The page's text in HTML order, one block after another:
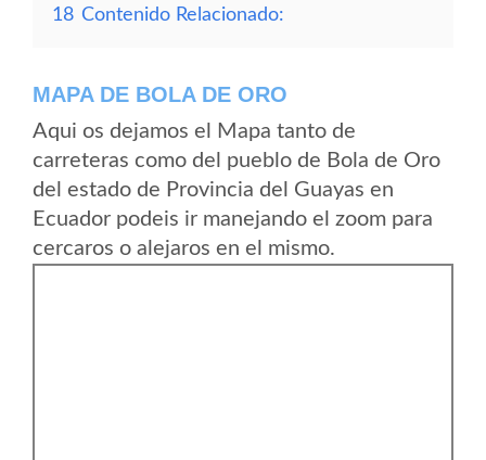
18 Contenido Relacionado:
MAPA DE BOLA DE ORO
Aqui os dejamos el Mapa tanto de
carreteras como del pueblo de Bola de Oro
del estado de Provincia del Guayas en
Ecuador podeis ir manejando el zoom para
cercaros o alejaros en el mismo.